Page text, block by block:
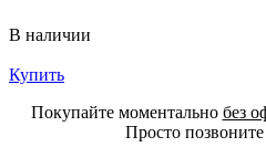
В наличии
Купить
Покупайте моментально без
Просто